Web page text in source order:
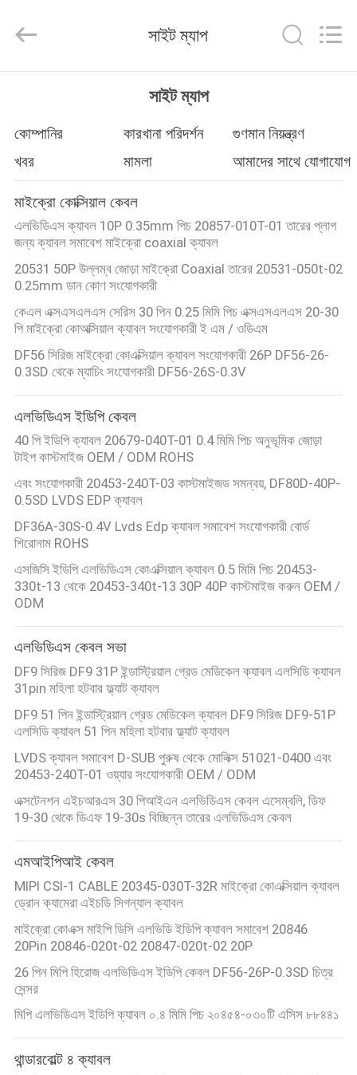
পণ্য
ভিডিও
আমাদের
সম্বন্ধে
কারখানা
পরিদর্শন
গুণমান
নিয়ন্ত্রণ
আমাদের
সাথে
যোগাযোগ
খবর
মামলা
একটি
উদ্ধৃতি
অনুরোধ
করুন
সাইট
ম্যাপ
গোপনীয়তা
নীতি
Technology
Rights
সাইট ম্যাপ
সাইট ম্যাপ
কোম্পানির কারখানা পরিদর্শন
গুণমান নিয়ন্ত্রণ
খবর
মামলা আমাদের সাথে যোগাযোগ
মাইক্রো কোক্সিয়াল কেবল
এলভিডিএস ক্যাবল 10P 0.35mm পিচ 20857-010T-01 তারের প্লাগ
জন্য ক্যাবল সমাবেশ মাইক্রো coaxial ক্যাবল
20531 50P উল্লম্ব জোড়া মাইক্রো Coaxial তারের 20531-050t-02
0.25mm ডান কোণ সংযোগকারী
কেএল এক্সএসএলএস সেরিস 30 পিন 0.25 মিমি পিচ এক্সএসএলএস 20-30
পি মাইক্রো কোঅক্সিয়াল ক্যাবল সংযোগকারী ই এম / ওডিএম
DF56 সিরিজ মাইক্রো কোএক্সিয়াল ক্যাবল সংযোগকারী 26P DF56-26-
0.3SD থেকে ম্যাচিং সংযোগকারী DF56-26S-0.3V
এলভিডিএস ইডিপি কেবল
40 পি ইডিপি ক্যাবল 20679-040T-01 0.4 মিমি পিচ অনুভূমিক জোড়া
টাইপ কাস্টমাইজ OEM / ODM ROHS
এবং সংযোগকারী 20453-240T-03 কাস্টমাইজড সমন্বয়, DF80D-40P-
0.5SD LVDS EDP ক্যাবল
DF36A-30S-0.4V Lvds Edp ক্যাবল সমাবেশ সংযোগকারী বোর্ড
শিরোনাম ROHS
এসজিসি ইডিপি এলভিডিএস কোএক্সিয়াল ক্যাবল 0.5 মিমি পিচ 20453-
330t-13 থেকে 20453-340t-13 30P 40P কাস্টমাইজ করুন OEM /
ODM
এলভিডিএস কেবল সভা
DF9 সিরিজ DF9 31P ইন্ডাস্ট্রিয়াল গ্রেড মেডিকেল ক্যাবল এলসিডি ক্যাবল
31pin মহিলা হটবার ফ্ল্যাট ক্যাবল
DF9 51 পিন ইন্ডাস্ট্রিয়াল গ্রেড মেডিকেল ক্যাবল DF9 সিরিজ DF9-51P
এলসিডি ক্যাবল 51 পিন মহিলা হটবার ফ্ল্যাট ক্যাবল
LVDS ক্যাবল সমাবেশ D-SUB পুরুষ থেকে মোলিক্স 51021-0400 এবং
20453-240T-01 ওয়্যার সংযোগকারী OEM / ODM
এক্সটেনশন এইচআরএস 30 পিআইএন এলভিডিএস কেবল এসেম্বলি, ডিফ
19-30 থেকে ডিএফ 19-30s বিচ্ছিন্ন তারের এলভিডিএস কেবল
এমআইপিআই কেবল
MIPI CSI-1 CABLE 20345-030T-32R মাইক্রো কোএক্সিয়াল ক্যাবল
ড্রোন ক্যামেরা এইচডি সিগন্যাল ক্যাবল
মাইক্রো কোএক্স মাইপি ডিসি এলভিডি ইডিপি ক্যাবল সমাবেশ 20846
20Pin 20846-020t-02 20847-020t-02 20P
26 পিন মিপি হিরোজ এলভিডিএস ইডিপি কেবল DF56-26P-0.3SD চিত্র
সেন্সর
মিপি এলভিডিএস ইডিপি ক্যাবল ০.৪ মিমি পিচ ২০৪৫৪-০৩০টি এসিস ৮৮৪৪১
থান্ডারবোল্ট ৪ ক্যাবল